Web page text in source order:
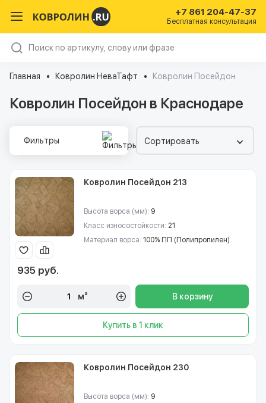
+7 861 204-47-37
Бесплатная консультация
Главная Ковролин НеваТафт Ковролин Посейдон
Ковролин Посейдон в Краснодаре
Фильтры Сортировать
Ковролин Посейдон 213
Высота ворса (мм): 9
Класс износостойкости: 21
Материал ворса: 100% ПП (Полипропилен)
935 руб.
м² В корзину
Купить в 1 клик
Ковролин Посейдон 230
Высота ворса (мм): 9